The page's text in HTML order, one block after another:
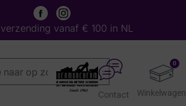
vanaf € 100 in NL
0
Contact